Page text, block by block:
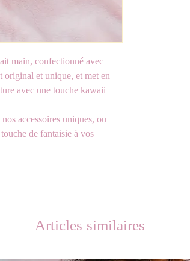
main, confectionné avec
original et unique, et met en
avec une touche kawaii
accessoires uniques, ou
de fantaisie à vos
Articles similaires